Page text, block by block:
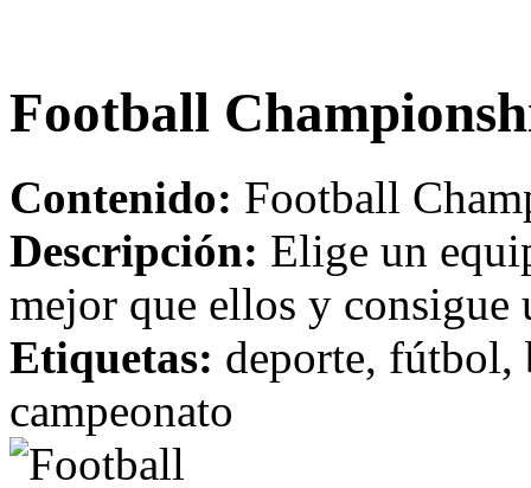
Football
Contenido: Football
Descripción: Elige un
mejor que ellos y consigue
Etiquetas: deporte, fútbol,
campeonato